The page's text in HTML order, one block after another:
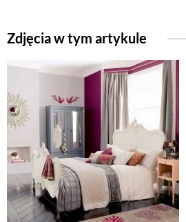
Zdjęcia w tym artykule
URODA
NATURALNA
DLA DOMU
EKO ŻYCIE